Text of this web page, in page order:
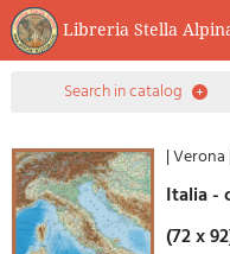
Libreria Stella
0Item(s) In
Facebook
search in catalog
|Verona
Italia -
(72 x